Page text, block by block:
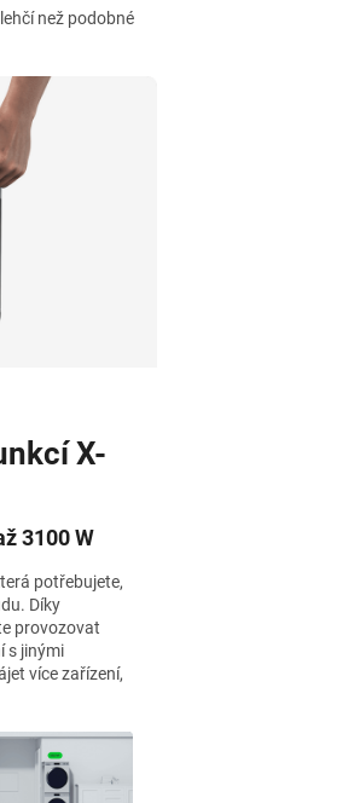
než podobné
X-
3100 W
potřebujete,
Díky
provozovat
s jinými
více zařízení,